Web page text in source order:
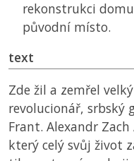
rekonstrukci
původní místo.
text
Zde žil a zemřel
revolucionář, srbský
Frant. Alexandr Zach
který celý svůj život